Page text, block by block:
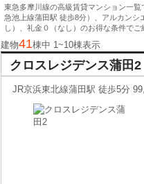
東急多摩川線の高級賃貸マンション一
急池上線蒲田駅 徒歩8分）、アルカン
し）、礼金０（なし）のお得な条件でご
建物41棟中 1~10棟表示
クロスレジデンス蒲田2
JR京浜東北線蒲田駅 徒歩5分